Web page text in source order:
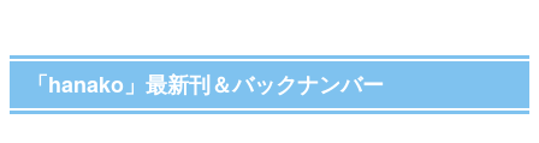
「hanako」最新刊＆バックナンバー